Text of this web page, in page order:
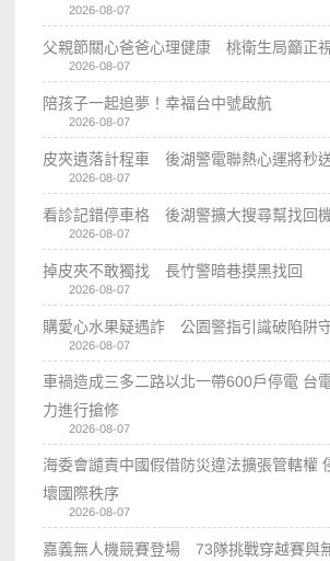
2026-08-07
父親節關心爸爸心理健康 桃衛生局籲正
2026-08-07
陪孩子一起追夢！幸福台中號啟航
2026-08-07
皮夾遺落計程車 後湖警電聯熱心運將秒
2026-08-07
看診記錯停車格 後湖警擴大搜尋幫找回
2026-08-07
掉皮夾不敢獨找 長竹警暗巷摸黑找回
2026-08-07
購愛心水果疑遇詐 公園警指引識破陷阱
2026-08-07
車禍造成三多二路以北一帶600戶停電 台
力進行搶修
2026-08-07
海委會譴責中國假借防災違法擴張管轄權
壞國際秩序
2026-08-07
嘉義無人機競賽登場 73隊挑戰穿越賽與